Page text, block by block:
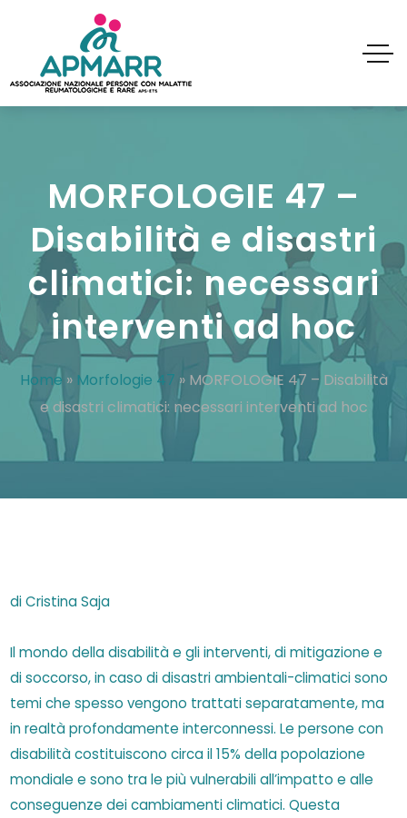
MORFOLOGIE 47 –
Disabilità e disastri
climatici: necessari
interventi ad hoc
Home » Morfologie 47 » MORFOLOGIE 47 – Disabilità
e disastri climatici: necessari interventi ad hoc
di Cristina Saja
Il mondo della disabilità e gli interventi, di mitigazione e
di soccorso, in caso di disastri ambientali-climatici sono
temi che spesso vengono trattati separatamente, ma
in realtà profondamente interconnessi. Le persone con
disabilità costituiscono circa il 15% della popolazione
mondiale e sono tra le più vulnerabili all’impatto e alle
conseguenze dei cambiamenti climatici. Questa